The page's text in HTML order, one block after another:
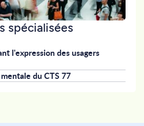
spécialisées
l'expression des usagers
du CTS 77